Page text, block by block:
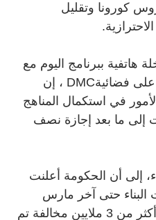
كورونا وتقليل
.
هاتفية ببرنامج اليوم مع
على فضائيةDMC ، إن
في استكمال المناهج
إلى ما بعد إجازة نصف
إلى أن الحكومة أعلنت
البناء حتى آخر مارس
القادم 2021، مشيرا إلى أن أكثر من 3 ملايين مخالفة تم